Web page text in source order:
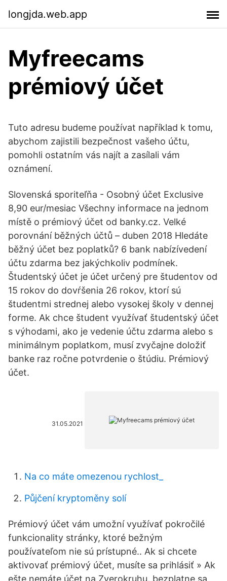
longjda.web.app
Myfreecams
prémiový účet
Tuto adresu budeme používat například k tomu,
abychom zajistili bezpečnost vašeho účtu,
pomohli ostatním vás najít a zasílali vám
oznámení.
Slovenská sporiteľňa - Osobný účet Exclusive
8,90 eur/mesiac Všechny informace na jednom
místě o prémiový účet od banky.cz. Velké
porovnání běžných účtů – duben 2018 Hledáte
běžný účet bez poplatků? 6 bank nabízívedení
účtu zdarma bez jakýchkoliv podmínek.
Študentský účet je účet určený pre študentov od
15 rokov do dovŕšenia 26 rokov, ktorí sú
študentmi strednej alebo vysokej školy v dennej
forme. Ak chce študent využívať študentský účet
s výhodami, ako je vedenie účtu zdarma alebo s
minimálnym poplatkom, musí zvyčajne doložiť
banke raz ročne potvrdenie o štúdiu. Prémiový
účet.
31.05.2021
Na co máte omezenou rychlost_
Půjčení kryptoměny solí
Prémiový účet vám umožní využívať pokročilé
funkcionality stránky, ktoré bežným
používateľom nie sú prístupné.. Ak si chcete
aktivovať prémiový účet, musíte sa prihlásiť » Ak
ešte nemáte účet na Zverokruhu, bezplatne sa